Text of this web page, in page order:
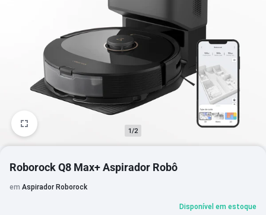
1/2
Roborock Q8 Max+ Aspirador Robô
em Aspirador Roborock
Disponível em estoque